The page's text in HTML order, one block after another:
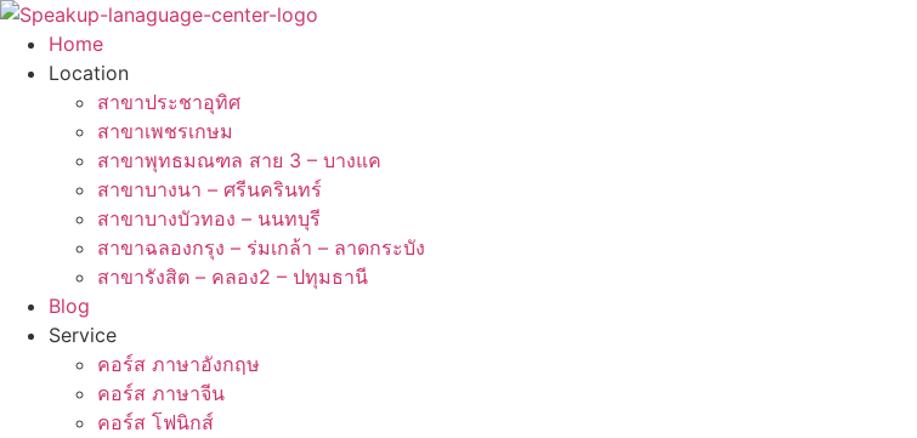
Skip
content
Home
Location
สาขาประชาอุทิศ
สาขาเพชรเกษม
สาขาพุทธมณฑล สาย 3 – บางแค
สาขาบางนา – ศรีนครินทร์
สาขาบางบัวทอง – นนทบุรี
สาขาฉลองกรุง – ร่มเกล้า – ลาดกระบัง
สาขารังสิต – คลอง2 – ปทุมธานี
Blog
Service
คอร์ส ภาษาอังกฤษ
คอร์ส ภาษาจีน
คอร์ส โฟนิกส์